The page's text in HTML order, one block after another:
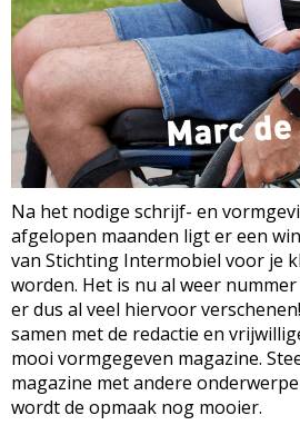
Na het nodige schrijf- en
afgelopen maanden ligt er een
van Stichting Intermobiel voor je
worden. Het is nu al weer
er dus al veel hiervoor
samen met de redactie en
mooi vormgegeven magazine.
magazine met andere
wordt de opmaak nog mooier.